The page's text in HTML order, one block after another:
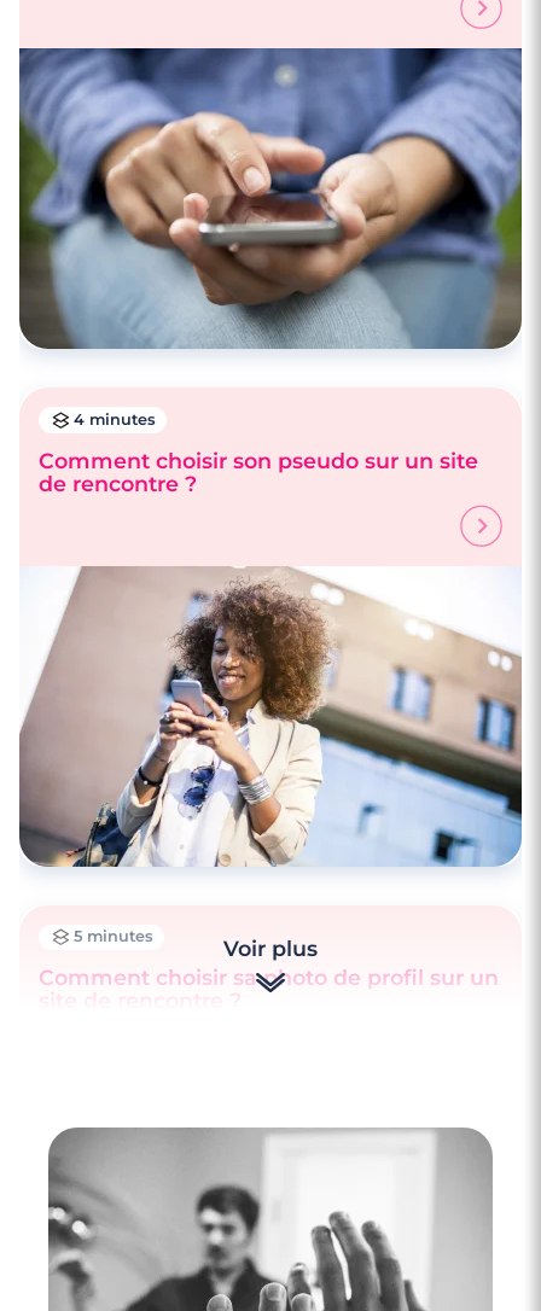
4 minutes
Comment choisir son pseudo sur un site
de rencontre ?
5 minutes
Comment choisir sa photo de profil sur un
site de rencontre ?
Voir plus